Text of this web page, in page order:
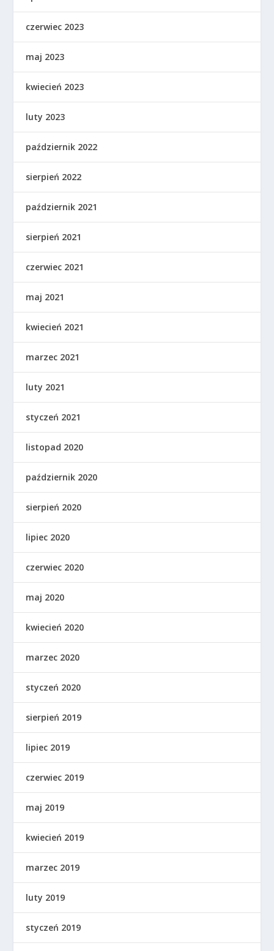
czerwiec 2023
maj 2023
kwiecień 2023
luty 2023
październik 2022
sierpień 2022
październik 2021
sierpień 2021
czerwiec 2021
maj 2021
kwiecień 2021
marzec 2021
luty 2021
styczeń 2021
listopad 2020
październik 2020
sierpień 2020
lipiec 2020
czerwiec 2020
maj 2020
kwiecień 2020
marzec 2020
styczeń 2020
sierpień 2019
lipiec 2019
czerwiec 2019
maj 2019
kwiecień 2019
marzec 2019
luty 2019
styczeń 2019